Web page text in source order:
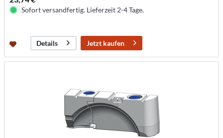
Sofort versandfertig. Lieferzeit 2-4 Tage.
Details Jetzt kaufen